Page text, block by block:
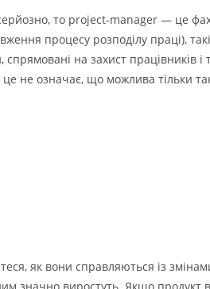
то рroject-manager — це
процесу розподілу праці),
спрямовані на захист працівників
не означає, що можлива тільки
як вони справляються із